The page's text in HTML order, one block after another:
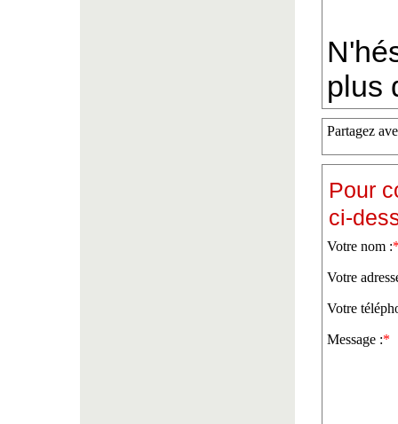
plus
Partagez
Pour
ci-
Votre nom :
Votre
Votre
Message :*